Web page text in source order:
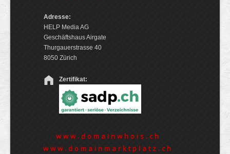
Adresse:
HELP Media AG
Geschäftshaus Airgate
Thurgauerstrasse 40
8050 Zürich
Zertifikat:
www.domainwhois.ch
www.domainmarktplatz.ch